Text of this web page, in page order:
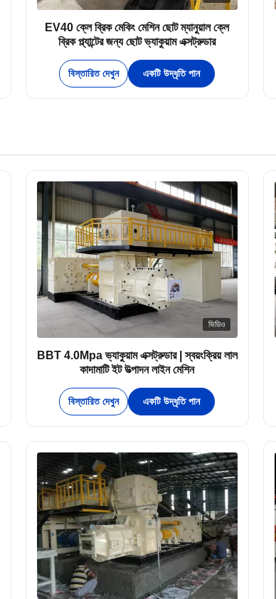
EV40 ক্লে ব্রিক মেকিং মেশিন ছোট ম্যানুয়াল ক্লে
ব্রিক প্ল্যান্টের জন্য ছোট ভ্যাকুয়াম এক্সট্রুডার
বিস্তারিত দেখুন একটি উদ্ধৃতি পান
ভিডিও
BBT 4.0Mpa ভ্যাকুয়াম এক্সট্রুডার | স্বয়ংক্রিয় লাল
কাদামাটি ইট উত্পাদন লাইন মেশিন
বিস্তারিত দেখুন একটি উদ্ধৃতি পান